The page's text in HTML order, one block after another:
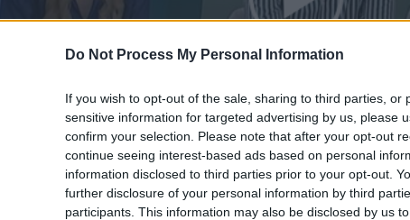
Do Not Process My Personal Information
If you wish to opt-out of the sale, sharing to third parties, or
sensitive information for targeted advertising by us, please
confirm your selection. Please note that after your opt-out
continue seeing interest-based ads based on personal
information disclosed to third parties prior to your opt-out.
further disclosure of your personal information by third
participants. This information may also be disclosed by us
Ήρθε κι έδεσε 30.04.26